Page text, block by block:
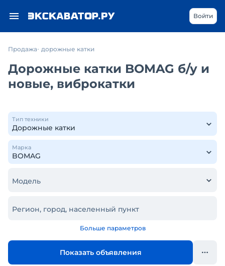
Войти
Продажа дорожные катки
Дорожные катки BOMAG б/у и
новые, виброкатки
Тип техники
Марка
Модель
Регион, город, населенный пункт
Больше параметров
Показать объявления